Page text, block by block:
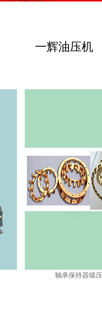
轴承保持器锻压成型
一辉油压机